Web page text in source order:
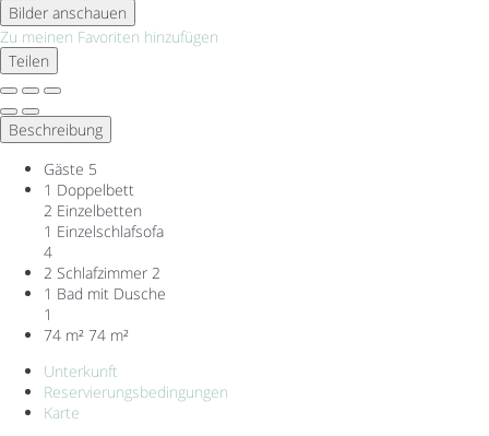
Bilder anschauen
Zu meinen Favoriten hinzufügen
Teilen
Beschreibung
Gäste 5
1 Doppelbett
2 Einzelbetten
1 Einzelschlafsofa
4
2 Schlafzimmer 2
1 Bad mit Dusche
1
74 m² 74 m²
Unterkunft
Reservierungsbedingungen
Karte